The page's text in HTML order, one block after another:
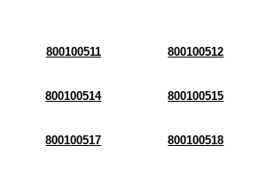
800100511 800100512
800100514 800100515
800100517 800100518